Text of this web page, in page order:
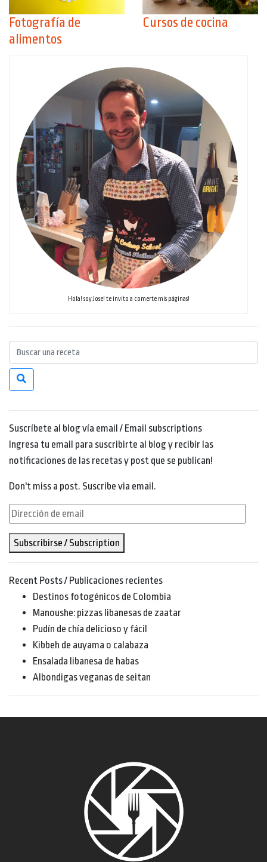
Fotografía de
alimentos
Cursos de cocina
Hola! soy Jose! te invito a comerte mis páginas!
Suscríbete al blog vía email / Email subscriptions
Ingresa tu email para suscribirte al blog y recibir las
notificaciones de las recetas y post que se publican!
Don't miss a post. Suscribe via email.
Dirección
email
Subscribirse / Subscription
Recent Posts / Publicaciones recientes
Destinos fotogénicos de Colombia
Manoushe: pizzas libanesas de zaatar
Pudín de chía delicioso y fácil
Kibbeh de auyama o calabaza
Ensalada libanesa de habas
Albondigas veganas de seitan